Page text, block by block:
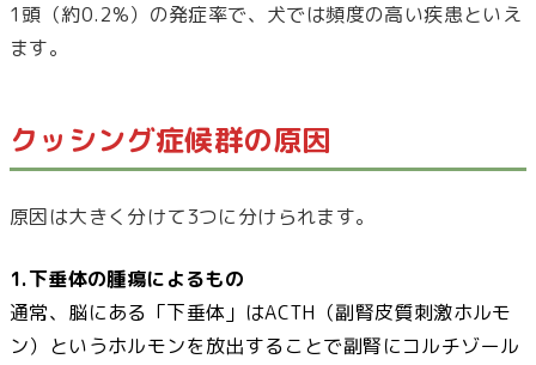
1頭（約0.2%）の発症率で、犬では頻度の高い疾患といえ
ます。
クッシング症候群の原因
原因は大きく分けて3つに分けられます。
1.下垂体の腫瘍によるもの
通常、脳にある「下垂体」はACTH（副腎皮質刺激ホルモ
ン）というホルモンを放出することで副腎にコルチゾール